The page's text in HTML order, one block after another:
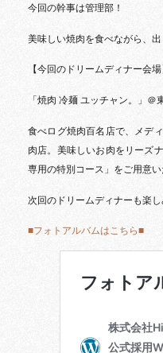
今回の幹事は管理部！
美味しい焼肉を食べながら、
【今回のドリームディナー会場
「焼肉 冷麺 ユッチャン。」＠
食べログ焼肉百名店で、メデ
肉店。美味しいお肉をリーズ
専用の特別コース」をご用意い
次回のドリームディナーも楽し
■フォトアルバムはこちら■